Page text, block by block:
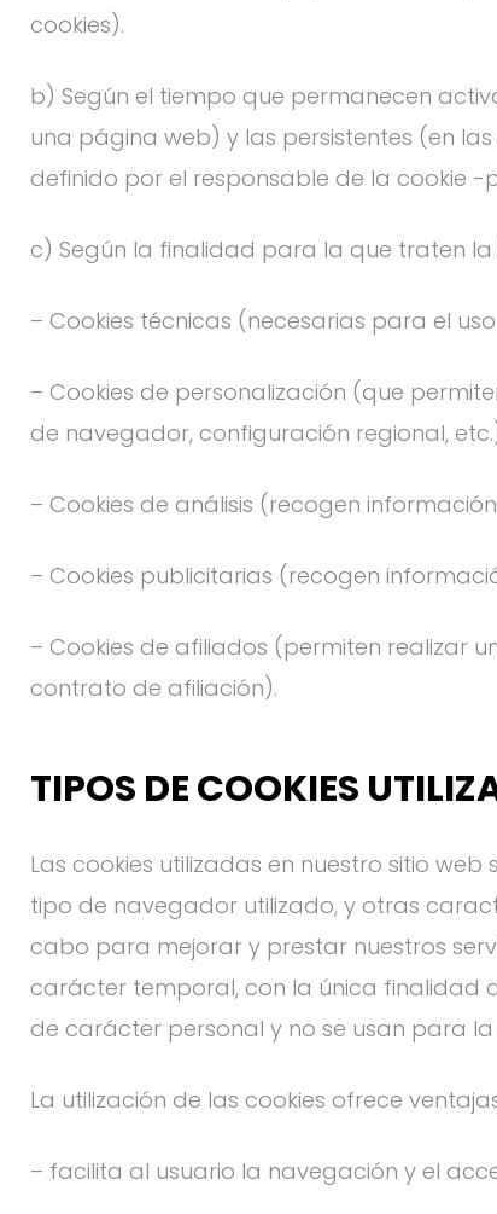
cookies).
b) Según el tiempo que permanecen
una página web) y las persistentes (en
definido por el responsable de la cookie
c) Según la finalidad para la que traten
– Cookies técnicas (necesarias para el
– Cookies de personalización (que
de navegador, configuración regional,
– Cookies de análisis (recogen
– Cookies publicitarias (recogen
– Cookies de afiliados (permiten realizar
contrato de afiliación).
TIPOS DE COOKIES
Las cookies utilizadas en nuestro sitio
tipo de navegador utilizado, y otras
cabo para mejorar y prestar nuestros
carácter temporal, con la única finalidad
de carácter personal y no se usan para
La utilización de las cookies ofrece
– facilita al usuario la navegación y el